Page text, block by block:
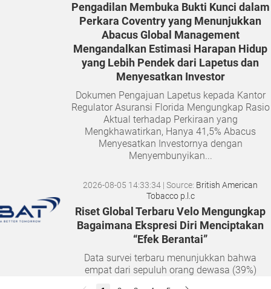
Pengadilan Membuka Bukti Kunci dalam
Perkara Coventry yang Menunjukkan
Abacus Global Management
Mengandalkan Estimasi Harapan Hidup
yang Lebih Pendek dari Lapetus dan
Menyesatkan Investor
Dokumen Pengajuan Lapetus kepada Kantor
Regulator Asuransi Florida Mengungkap Rasio
Aktual terhadap Perkiraan yang
Mengkhawatirkan, Hanya 41,5% Abacus
Menyesatkan Investornya dengan
Menyembunyikan...
2026-08-05 14:33:34 | Source: British American
Tobacco p.l.c
Riset Global Terbaru Velo Mengungkap
Bagaimana Ekspresi Diri Menciptakan
“Efek Berantai”
Data survei terbaru menunjukkan bahwa
empat dari sepuluh orang dewasa (39%)